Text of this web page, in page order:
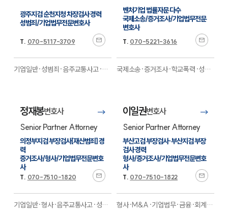
SERVICES
기업법무그룹 업무
PROFESSIONALS
ABOUT
그룹소개
대륜의 강점
기업의뢰인을 위한 장점
업무협력·법률자문 기업
오시는 길
글로벌 파트너 로펌
광주지검 순천지청 차장검사 경력
성범죄/기업법무전문변호사
T. 070-5117-3709
기업일반·성범죄·음주교통사고·학
벤처기업 법률자문 다수
국제소송/증거조사/기업법무전문
변호사
T. 070-5221-3616
국제소송·증거조사·학교폭력·성범
정재봉변호사
Senior Partner Attorney
의정부지검 부장검사[재산범죄] 경
력
증거조사/형사/기업법무전문변호
사
T. 070-7510-1820
기업일반·형사·음주교통사고·성범
이일권변호사
Senior Partner Attorney
부산고검 부장검사·부산지검 부장
검사 경력
형사/증거조사/기업법무전문변호
사
T. 070-7510-1822
형사·M&A·기업법무·금융·회계감